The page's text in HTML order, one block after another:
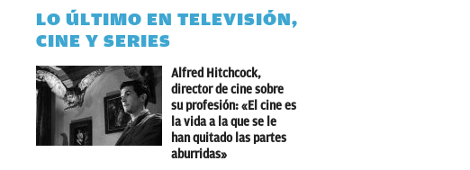
LO ÚLTIMO EN TELEVISIÓN,
CINE Y SERIES
Alfred Hitchcock,
director de cine sobre
su profesión: «El cine es
la vida a la que se le
han quitado las partes
aburridas»